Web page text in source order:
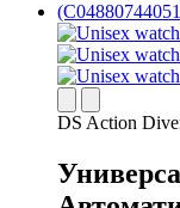
DS Action